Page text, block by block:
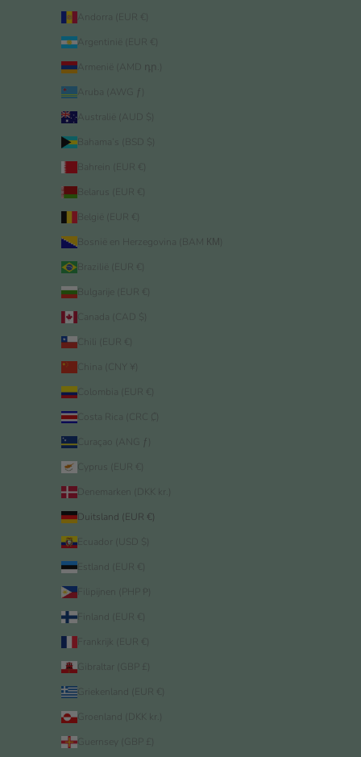
Andorra (EUR €)
Argentinië (EUR €)
Armenië (AMD դր.)
Aruba (AWG ƒ)
Australië (AUD $)
Bahama’s (BSD $)
Bahrein (EUR €)
Belarus (EUR €)
België (EUR €)
Bosnië en Herzegovina (BAM КМ)
Brazilië (EUR €)
Bulgarije (EUR €)
Canada (CAD $)
Chili (EUR €)
China (CNY ¥)
Colombia (EUR €)
Costa Rica (CRC ₡)
Curaçao (ANG ƒ)
Cyprus (EUR €)
Denemarken (DKK kr.)
Duitsland (EUR €)
Ecuador (USD $)
Estland (EUR €)
Filipijnen (PHP ₱)
Finland (EUR €)
Frankrijk (EUR €)
Gibraltar (GBP £)
Griekenland (EUR €)
Groenland (DKK kr.)
Guernsey (GBP £)